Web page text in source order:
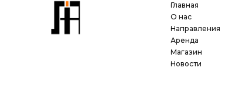
Главная
О нас
Направления
Аренда
Магазин
Новости